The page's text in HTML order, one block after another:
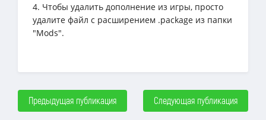
4. Чтобы удалить дополнение из игры, просто
удалите файл с расширением .package из папки
"Mods".
Предыдущая публикация Следующая публикация